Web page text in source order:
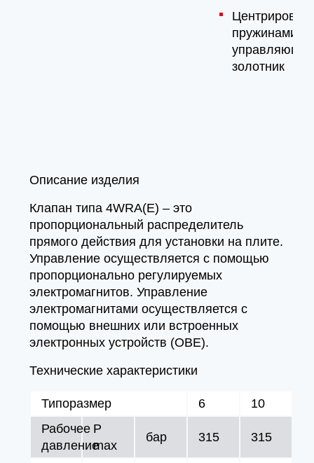
пружинами
золотник
Описание изделия
Клапан типа 4WRA(E) – это
пропорциональный распределитель
прямого действия для установки на плите.
Управление осуществляется с помощью
пропорционально регулируемых
электромагнитов. Управление
электромагнитами осуществляется с
помощью внешних или встроенных
электронных устройств (OBE).
Технические характеристики
Типоразмер 6
10
Рабочее
давление
P
max
бар 315 315